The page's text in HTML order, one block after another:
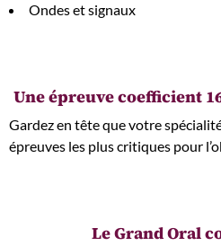
Ondes et signaux
Une épreuve coefficient
Gardez en tête que votre
épreuves les plus critiques pour
Le Grand Oral